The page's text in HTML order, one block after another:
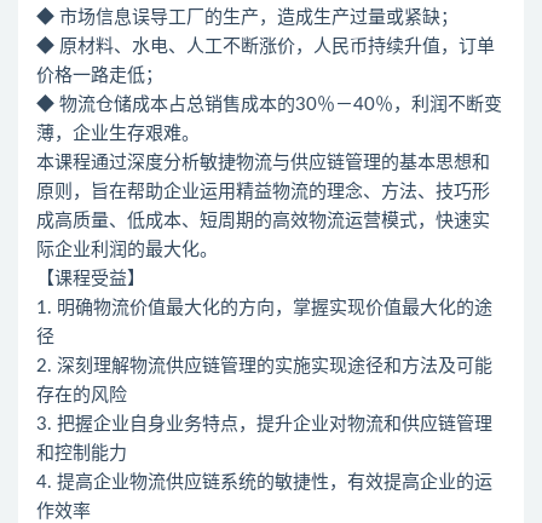
◆ 市场信息误导工厂的生产，造成生产过量或紧缺；
◆ 原材料、水电、人工不断涨价，人民币持续升值，订单
价格一路走低；
◆ 物流仓储成本占总销售成本的30％－40％，利润不断变
薄，企业生存艰难。
本课程通过深度分析敏捷物流与供应链管理的基本思想和
原则，旨在帮助企业运用精益物流的理念、方法、技巧形
成高质量、低成本、短周期的高效物流运营模式，快速实
际企业利润的最大化。
【课程受益】
1. 明确物流价值最大化的方向，掌握实现价值最大化的途
径
2. 深刻理解物流供应链管理的实施实现途径和方法及可能
存在的风险
3. 把握企业自身业务特点，提升企业对物流和供应链管理
和控制能力
4. 提高企业物流供应链系统的敏捷性，有效提高企业的运
作效率